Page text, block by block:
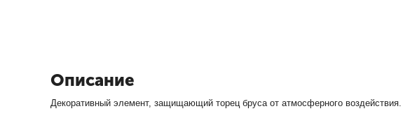
Описание
Декоративный элемент, защищающий торец бруса от атмосферного воздействия.